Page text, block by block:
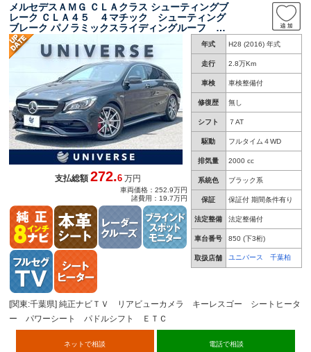
メルセデスＡＭＧ ＣＬＡクラス シューティングブ
レーク ＣＬＡ４５ ４マチック シューティング
ブレーク パノラミックスライディングルーフ レ
ーダーセーフティＰＫＧ 黒革シート 純正ナビ
ＴＶ リアビューカメラ キーレスゴー シート
ヒーター パワーシート パドルシフト パワー
バックドア ＥＴＣ 禁煙車
年式 H28 (2016) 年式
走行 2.8万Km
車検 車検整備付
修復歴 無し
シフト ７AT
駆動 フルタイム４WD
排気量 2000 cc
系統色 ブラック系
保証 保証付 期間条件有り
法定整備 法定整備付
車台番号 850 (下3桁)
取扱店舗 ユニバース 千葉柏
支払総額272.6 万円
車両価格：252.9万円
諸費用：19.7万円
[関東:千葉県] 純正ナビＴＶ リアビューカメラ キーレスゴー シートヒータ
ー パワーシート パドルシフト ＥＴＣ
ネットで相談 電話で相談